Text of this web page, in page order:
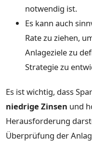
notwendig ist.
Es kann auch
Rate zu ziehen,
Anlageziele zu
Strategie zu
Es ist wichtig, dass
niedrige Zinsen und
Herausforderung
Überprüfung der